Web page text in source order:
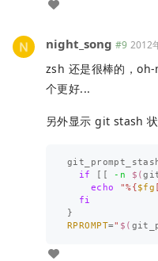
night_song #9 2012
zsh 还是很棒的，
个更好...
另外显示 git stash 状
if
-n $(
echo
"%{ $fg
fi
}
RPROMPT=" $(